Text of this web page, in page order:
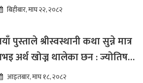
बिहीबार, माघ २२, २०८२
पुस्ताले श्रीस्वस्थानी कथा सुन्ने मात्र
अर्थ खोज्न थालेका छन : ज्योतिष
लोचन न्यौपाने
आइतबार, माघ १८, २०८२